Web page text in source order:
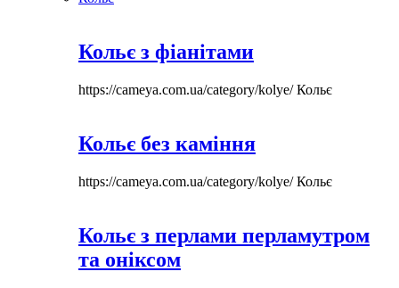
Кольє з фіанітами
https://cameya.com.ua/category/kolye/Кольє
Кольє без каміння
https://cameya.com.ua/category/kolye/Кольє
Кольє з перлами перламутром
та оніксом